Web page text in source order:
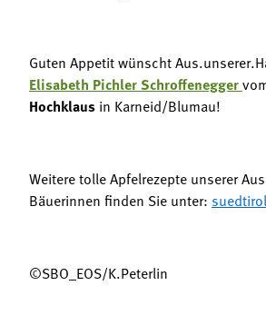
Guten Appetit wünscht
Elisabeth Pichler Schroffenegger
Hochklaus in Karneid/Blumau!
Weitere tolle Apfelrezepte unserer
Bäuerinnen finden Sie unter:
©SBO_EOS/K.Peterlin